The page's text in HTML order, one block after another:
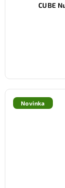
CUBE
Novinka